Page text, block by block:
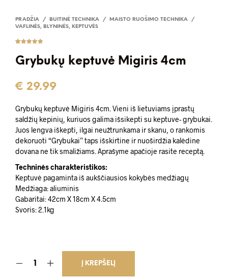
PRADŽIA / BUITINĖ TECHNIKA / MAISTO RUOŠIMO TECHNIKA
/
VAFLINĖS, BLYNINĖS, KEPTUVĖS
iš
5 (viso
įvertinimų:
Grybukų keptuvė Migiris 4cm
€ 29.99
Grybukų keptuvė Migiris 4cm. Vieni iš lietuviams įprastų
saldžių kepinių, kuriuos galima išsikepti su keptuve- grybukai.
Juos lengva iškepti, ilgai neužtrunkama ir skanu, o rankomis
dekoruoti “Grybukai” taps išskirtine ir nuoširdžia kalėdine
dovana ne tik smaližiams. Aprašyme apačioje rasite receptą.
Techninės charakteristikos:
Keptuvė pagaminta iš aukščiausios kokybės medžiagų
Medžiaga: aliuminis
Gabaritai: 42cm X 18cm X 4.5cm
Svoris: 2.1kg
Į KREPŠELĮ